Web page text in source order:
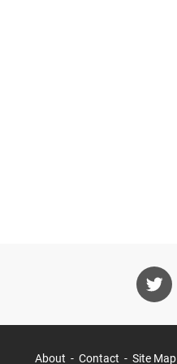
About Contact Site Map